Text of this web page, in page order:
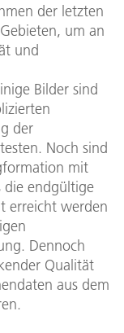
der letzten
um an
und
Bilder sind
der
Noch sind
mit
die endgültige
erreicht werden
Dennoch
Qualität
aus dem